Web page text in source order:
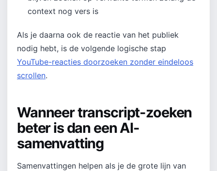
context nog vers is
Als je daarna ook de reactie van het publiek
nodig hebt, is de volgende logische stap
YouTube-reacties doorzoeken zonder eindeloos
scrollen.
Wanneer transcript-zoeken
beter is dan een AI-
samenvatting
Samenvattingen helpen als je de grote lijn van